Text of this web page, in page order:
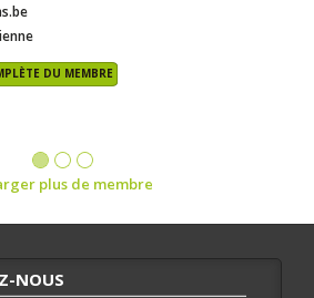
DU MEMBRE
plus de membre
NOUS